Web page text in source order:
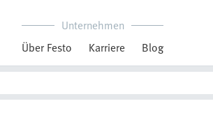
Unternehmen
Über Festo
Karriere Blog